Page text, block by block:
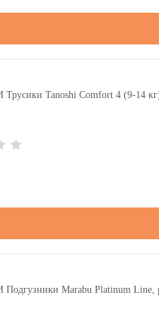
Tanoshi Comfort 4 (9-14
Marabu Platinum Line,